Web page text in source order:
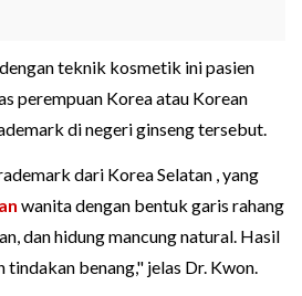
teknik kosmetik ini pasien
perempuan Korea atau Korean
di negeri ginseng tersebut.
dari Korea Selatan , yang
wanita dengan bentuk garis rahang
dan hidung mancung natural. Hasil
tindakan benang," jelas Dr. Kwon.